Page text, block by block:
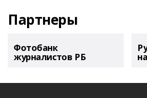
Партнеры
Фотобанк
журналистов РБ